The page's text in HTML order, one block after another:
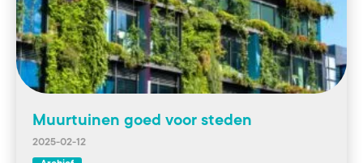
Muurtuinen goed voor steden
2025-02-12